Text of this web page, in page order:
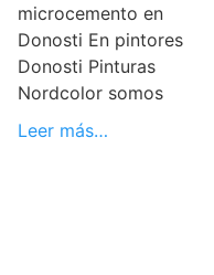
microcemento en
Donosti En pintores
Donosti Pinturas
Nordcolor somos
Leer más…